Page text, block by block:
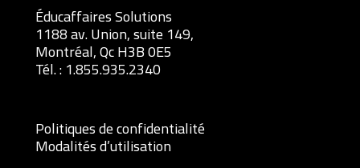
Éducaffaires Solutions
1188 av. Union, suite 149,
Montréal, Qc H3B 0E5
Tél. :1.855.935.2340
Politiques de confidentialité
Modalités d’utilisation